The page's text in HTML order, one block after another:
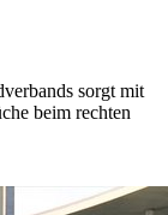
sorgt mit
beim rechten